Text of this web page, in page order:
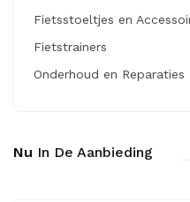
Fietsstoeltjes en
Fietstrainers
Onderhoud en Reparaties
Nu In De Aanbieding